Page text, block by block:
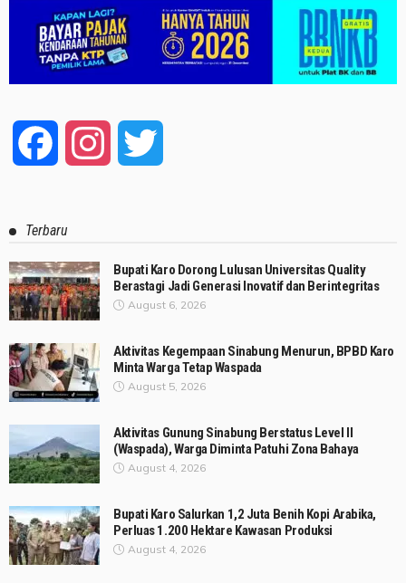
Facebook Instagram
Terbaru
Bupati Karo Dorong Lulusan Universitas Quality
Berastagi Jadi Generasi Inovatif dan Berintegritas
August 6, 2026
Aktivitas Kegempaan Sinabung Menurun, BPBD Karo
Minta Warga Tetap Waspada
August 5, 2026
Aktivitas Gunung Sinabung Berstatus Level II
(Waspada), Warga Diminta Patuhi Zona Bahaya
August 4, 2026
Bupati Karo Salurkan 1,2 Juta Benih Kopi Arabika,
Perluas 1.200 Hektare Kawasan Produksi
August 4, 2026